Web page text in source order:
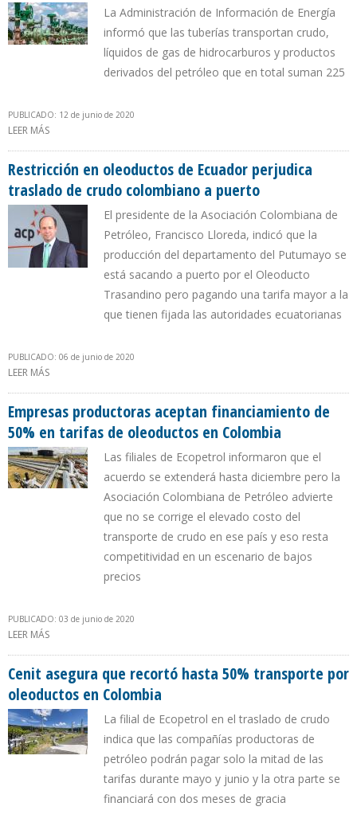
La Administración de Información de Energía
informó que las tuberías transportan crudo,
líquidos de gas de hidrocarburos y productos
derivados del petróleo que en total suman 225
PUBLICADO: 12 de junio de 2020
LEER MÁS
Restricción en oleoductos de Ecuador perjudica
traslado de crudo colombiano a puerto
El presidente de la Asociación Colombiana de
Petróleo, Francisco Lloreda, indicó que la
producción del departamento del Putumayo se
está sacando a puerto por el Oleoducto
Trasandino pero pagando una tarifa mayor a la
que tienen fijada las autoridades ecuatorianas
PUBLICADO: 06 de junio de 2020
LEER MÁS
Empresas productoras aceptan financiamiento de
50% en tarifas de oleoductos en Colombia
Las filiales de Ecopetrol informaron que el
acuerdo se extenderá hasta diciembre pero la
Asociación Colombiana de Petróleo advierte
que no se corrige el elevado costo del
transporte de crudo en ese país y eso resta
competitividad en un escenario de bajos
precios
PUBLICADO: 03 de junio de 2020
LEER MÁS
Cenit asegura que recortó hasta 50% transporte por
oleoductos en Colombia
La filial de Ecopetrol en el traslado de crudo
indica que las compañías productoras de
petróleo podrán pagar solo la mitad de las
tarifas durante mayo y junio y la otra parte se
financiará con dos meses de gracia